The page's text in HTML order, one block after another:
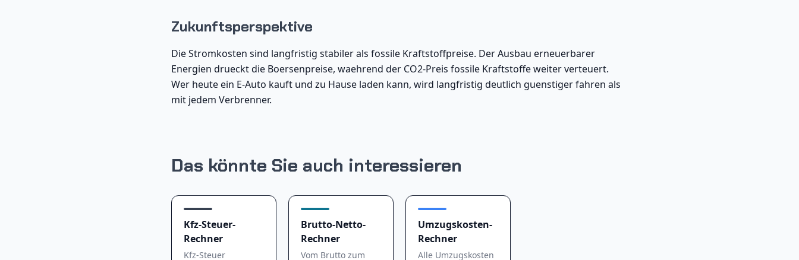
Zukunftsperspektive
Die Stromkosten sind langfristig stabiler als fossile Kraftstoffpreise. Der Ausbau erneuerbarer
Energien drueckt die Boersenpreise, waehrend der CO2-Preis fossile Kraftstoffe weiter verteuert.
Wer heute ein E-Auto kauft und zu Hause laden kann, wird langfristig deutlich guenstiger fahren als
mit jedem Verbrenner.
Das könnte Sie auch interessieren
Kfz-Steuer-
Rechner
Kfz-Steuer
Brutto-Netto-
Rechner
Vom Brutto zum
Umzugskosten-
Rechner
Alle Umzugskosten